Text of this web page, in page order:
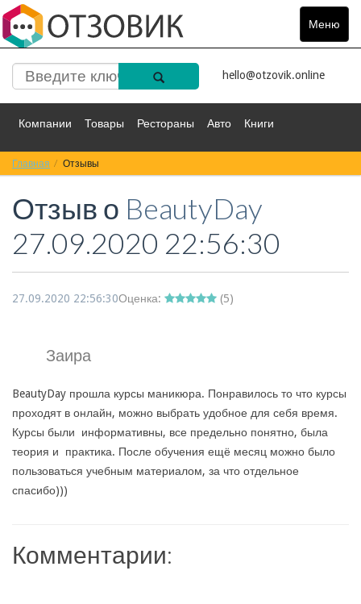
Меню
Toggle
hello@otzovik.online
Компании Товары Рестораны Авто Книги
Спорт Фильмы
Красота Здоровье Остальное
Главная Отзывы
Отзыв о BeautyDay
27.09.2020 22:56:30
27.09.2020 22:56:30Оценка: (5)
Заира
BeautyDay прошла курсы маникюра. Понравилось то что курсы
проходят в онлайн, можно выбрать удобное для себя время.
Курсы были информативны, все предельно понятно, была
теория и практика. После обучения ещё месяц можно было
пользоваться учебным материалом, за что отдельное
спасибо)))
Комментарии: